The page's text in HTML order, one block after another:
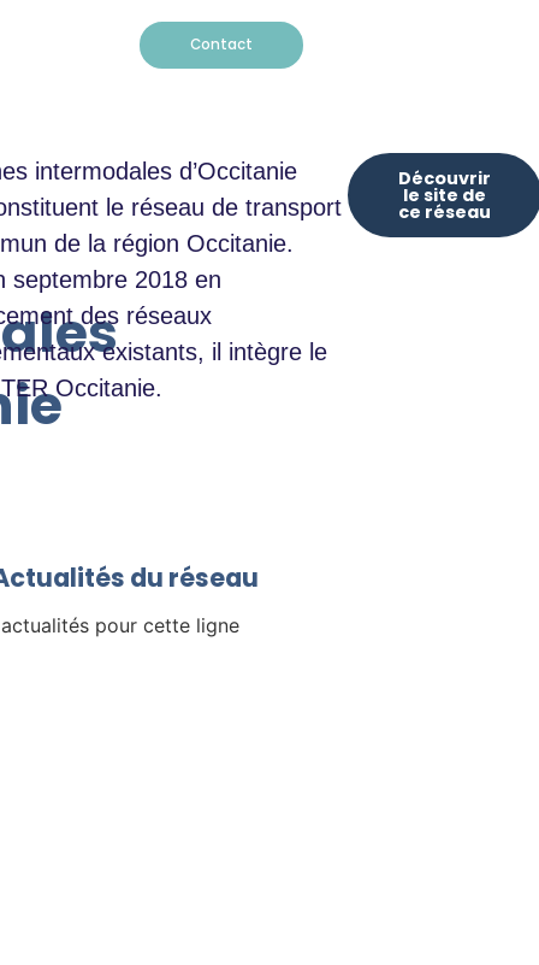
Contact
intermodales d’Occitanie
le réseau de transport
de la région Occitanie.
septembre 2018 en
des réseaux
existants, il intègre le
Occitanie.
Découvrir
le site de
ce réseau
du réseau
pour cette ligne